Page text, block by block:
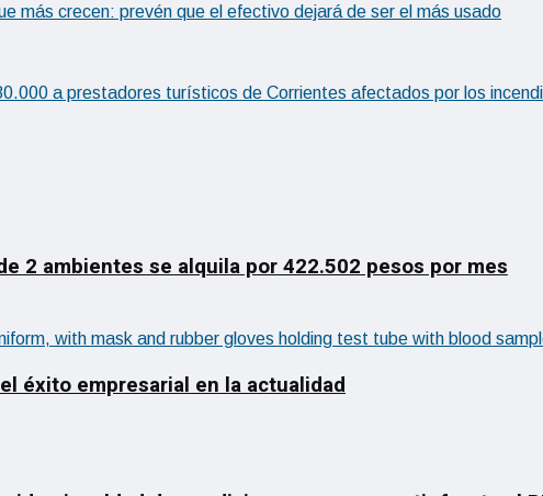
más crecen: prevén que el efectivo dejará de ser el más usado
a prestadores turísticos de Corrientes afectados por los
2 ambientes se alquila por 422.502 pesos por mes
éxito empresarial en la actualidad